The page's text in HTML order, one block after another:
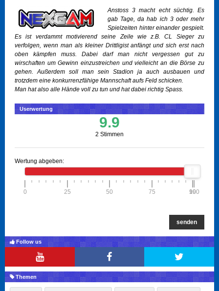
Anstoss 3 macht echt süchtig. Es
gab Tage, da hab ich 3 oder mehr
Spielzeiten hinter einander gespielt.
Es ist verdammt motivierend seine Zeile wie z.B. CL Sieger zu
verfolgen, wenn man als kleiner Drittligist anfängt und sich erst nach
oben kämpfen muss. Dabei darf man nicht vergessen gut zu
wirschaften um Gewinn einzustreichen und vielleicht an die Börse zu
gehen. Außerdem soll man sein Stadion ja auch ausbauen und
trotzdem eine konkurrenzfähige Mannschaft aufs Feld schicken.
Man hat also alle Hände voll zu tun und hat dabei richtig Spass.
Userwertung
9.9
2 Stimmen
Wertung abgeben:
0 25 50 75 99
100
senden
Follow us
Themen